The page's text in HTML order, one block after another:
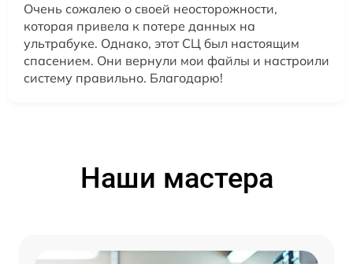
Очень сожалею о своей неосторожности,
которая привела к потере данных на
ультрабуке. Однако, этот СЦ был настоящим
спасением. Они вернули мои файлы и настроили
систему правильно. Благодарю!
Наши мастера